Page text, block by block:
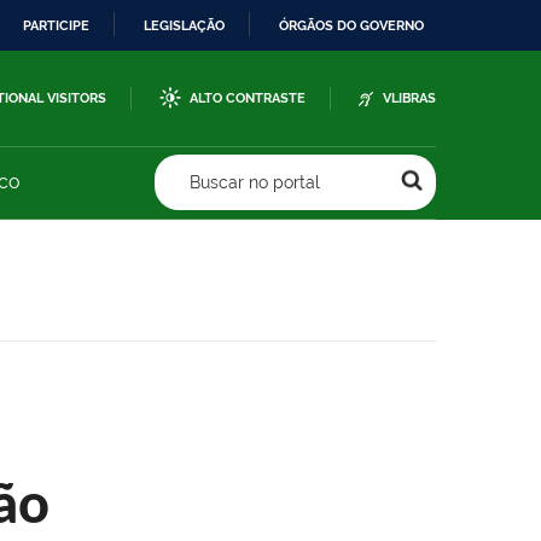
PARTICIPE LEGISLAÇÃO ÓRGÃOS DO GOVERNO
VISITORS ALTO CONTRASTE VLIBRAS
Buscar no portal